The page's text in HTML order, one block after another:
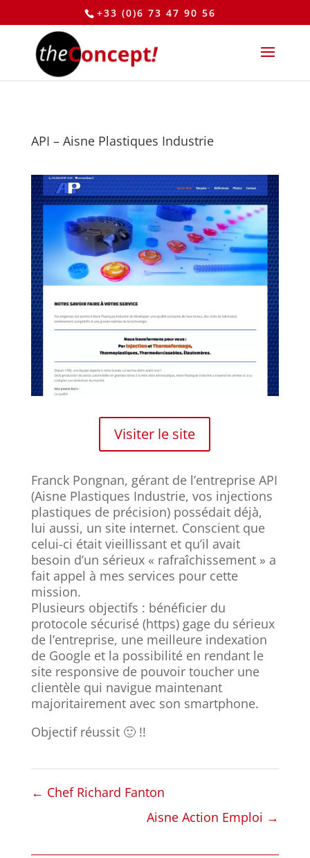
+33 (0)6 73 47 90 56
API – Aisne Plastiques Industrie
Visiter le site
Franck Pongnan, gérant de l’entreprise API
(Aisne Plastiques Industrie, vos injections
plastiques de précision) possédait déjà,
lui aussi, un site internet. Conscient que
celui-ci était vieillissant et qu’il avait
besoin d’un sérieux « rafraîchissement » a
fait appel à mes services pour cette
mission.
Plusieurs objectifs : bénéficier du
protocole sécurisé (https) gage du sérieux
de l’entreprise, une meilleure indexation
de Google et la possibilité en rendant le
site responsive de pouvoir toucher une
clientèle qui navigue maintenant
majoritairement avec son smartphone.
Objectif réussit 🙂 !!
← Chef Richard Fanton
Aisne Action Emploi →